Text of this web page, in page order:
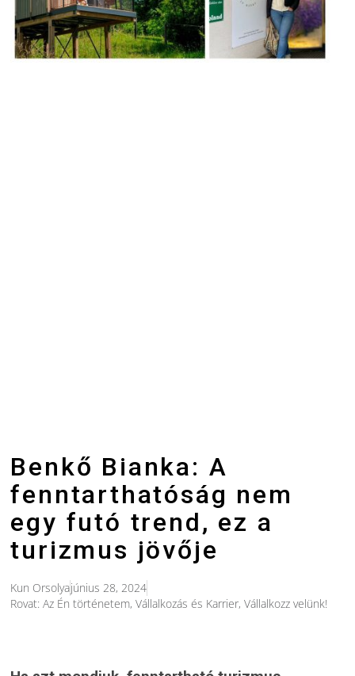
Benkő Bianka: A
fenntarthatóság nem
egy futó trend, ez a
turizmus jövője
Kun Orsolyajúnius 28, 2024
Rovat:Az Én történetem,Vállalkozás és Karrier,Vállalkozz velünk!